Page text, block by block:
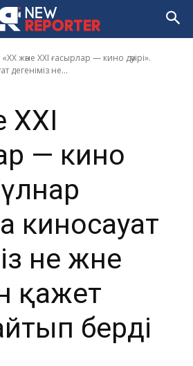
«XX және XXI ғасырлар — кино дәуірі».
дегеніміз не...
не және
екенін айтып
XXI
— кино
киносауат
не және
қажет
берді